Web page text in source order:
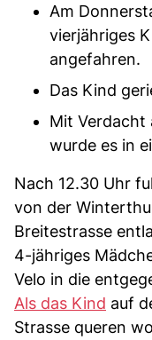
Am
vierjähriges
angefahren.
Das Kind
Mit Verdacht
wurde es in
Nach 12.30 Uhr
von der
Breitestrasse
4-jähriges
Velo in die
Als das Kind auf
Strasse queren